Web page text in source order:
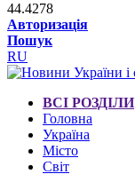
44.4278
Авторизація
Пошук
RU
ВСІ РОЗДІЛИ
Головна
Україна
Місто
Світ